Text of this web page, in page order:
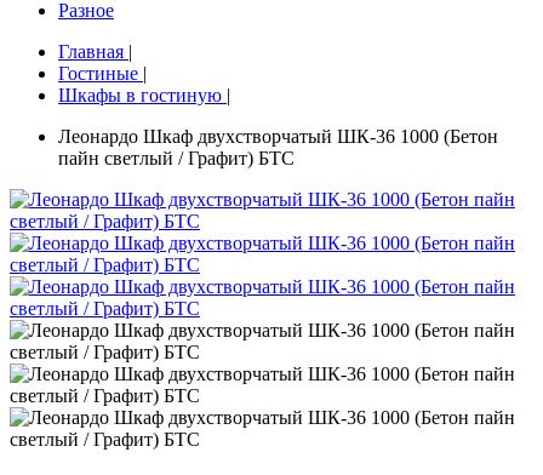
Разное
Главная |
Гостиные |
Шкафы в гостиную |
Леонардо Шкаф двухстворчатый ШК-36 1000 (Бетон
пайн светлый / Графит) БТС